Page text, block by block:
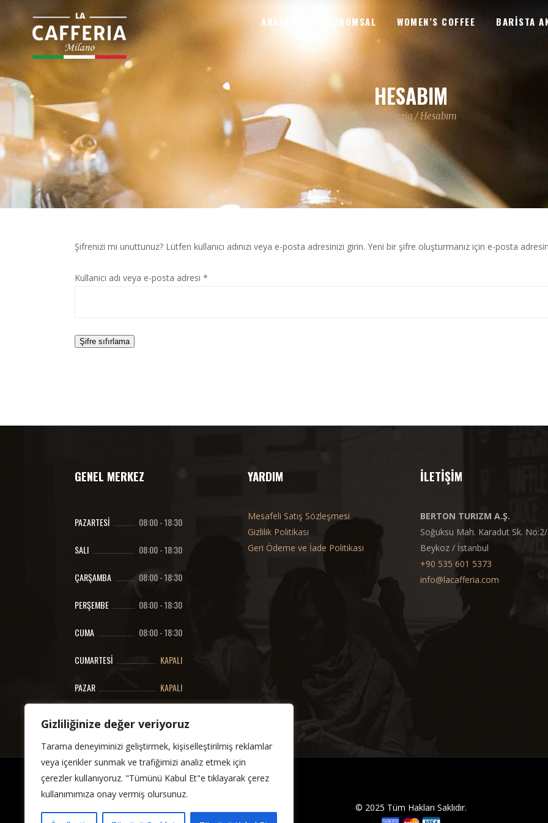
Gizliliğinize değer veriyoruz
Tarama deneyiminizi geliştirmek, kişiselleştirilmiş reklamlar
veya içerikler sunmak ve trafiğimizi analiz etmek için
çerezler kullanıyoruz. "Tümünü Kabul Et"e tıklayarak çerez
kullanımımıza onay vermiş olursunuz.
ANASAYFA KURUMSAL WOMEN’S COFFEE BARISTA
HESABIM
La Cafferia/Hesabım
Şifrenizi mi unuttunuz? Lütfen kullanıcı adınızı veya e-posta adresinizi girin. Yeni bir şifre oluşturmanız için e-posta
Kullanıcı adı veya e-posta adresi *
Şifre sıfırlama
GENEL MERKEZ
PAZARTESI 08:00-18:30
SALI 08:00-18:30
ÇARŞAMBA 08:00-18:30
PERŞEMBE 08:00-18:30
CUMA 08:00-18:30
CUMARTESI KAPALI
PAZAR KAPALI
YARDIM
Mesafeli Satış Sözleşmesi
Gizlilik Politikası
Geri Ödeme ve İade Politikası
İLETİŞİM
BERTON TURIZM A.Ş.
Soğuksu Mah. Karadut Sk.
Beykoz / İstanbul
+90 535 601 5373
info@lacafferia.com
© 2025 Tüm Hakları Saklıdır.